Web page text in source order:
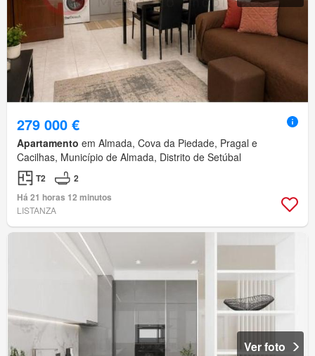
279 000 €
Apartamento em Almada, Cova da Piedade, Pragal e
Cacilhas, Município de Almada, Distrito de Setúbal
T2
2
Há 21 horas 12 minutos
LISTANZA
Ver foto